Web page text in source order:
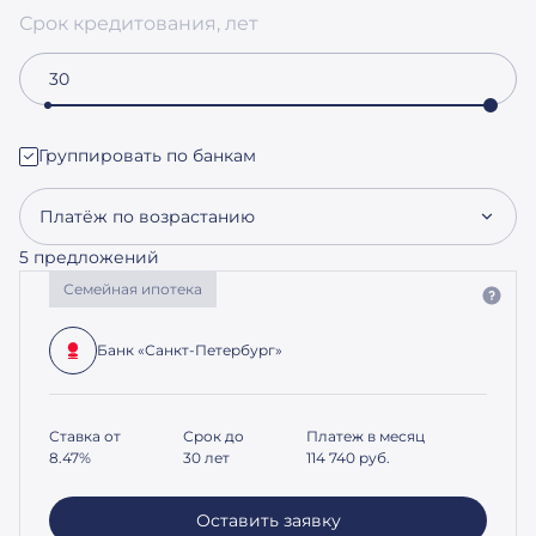
Срок кредитования, лет
Группировать по банкам
Платёж по возрастанию
5 предложений
Семейная ипотека
Банк «Санкт-Петербург»
Ставка от
8.47%
Срок до
30 лет
Платеж в месяц
114 740 руб.
Оставить заявку